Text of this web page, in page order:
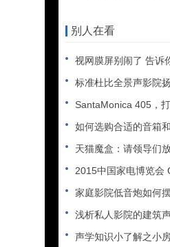
别人在看
视网膜屏别闹了 告诉
标准杜比全景声影院扬声器摆位设
SantaMonica 405，打探
如何选购合适的音箱
天猫魔盒：请领导们放心，我
2015中国家电博览会 Optoma激光家
家庭影院低音炮如何
浅析私人影院的建筑声学特性
声学知识小了解之小